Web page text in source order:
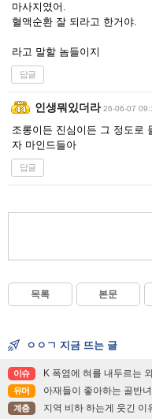
마사지였어.
혈액순환 잘 되라고 한거야.
라고 말할 놈들이지
답글
인생뭐있더라 26-06-07
조롱이든 진심이든 그 정도로
자 마인드들아
답글
목록 본문
ㅇㅇㄱ 지금 뜨는 글
이슈 K 폭염에 혀를 내두르는
유머 아재들이 좋아하는 골반녀
계층 지역 비하 하는게 웃긴 이